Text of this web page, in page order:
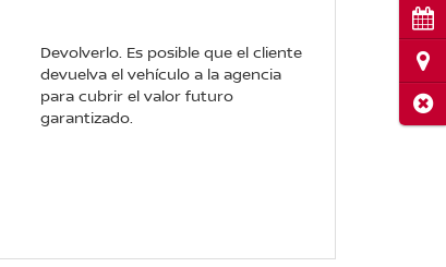
Devolverlo. Es posible que el cliente
devuelva el vehículo a la agencia
para cubrir el valor futuro
garantizado.